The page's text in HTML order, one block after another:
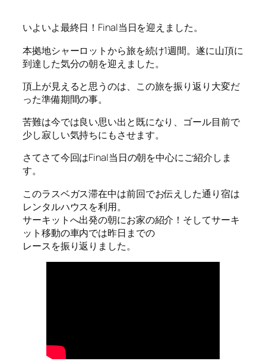
いよいよ最終日！Final当日を迎えました。
本拠地シャーロットから旅を続け1週間。遂に山頂に
到達した気分の朝を迎えました。
頂上が見えると思うのは、この旅を振り返り大変だ
った準備期間の事。
苦難は今では良い思い出と既になり、ゴール目前で
少し寂しい気持ちにもさせます。
さてさて今回はFinal当日の朝を中心にご紹介しま
す。
このラスベガス滞在中は前回でお伝えした通り宿は
レンタルハウスを利用。
サーキットへ出発の朝にお家の紹介！そしてサーキ
ット移動の車内では昨日までの
レースを振り返りました。